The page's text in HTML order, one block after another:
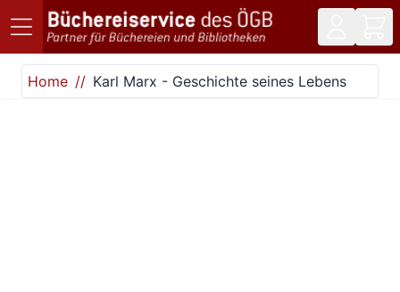
Direkt zum Inhalt
Home
Karl Marx - Geschichte seines Lebens